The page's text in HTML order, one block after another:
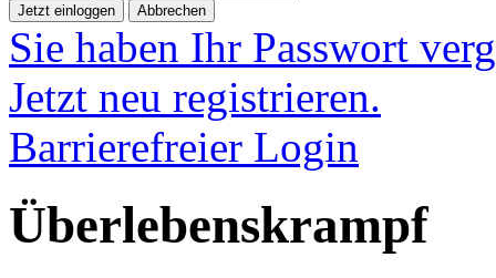
Jetzt einloggen Abbrechen
Sie haben Ihr Passwort
Jetzt neu registrieren.
Barrierefreier Login
Überlebenskrampf